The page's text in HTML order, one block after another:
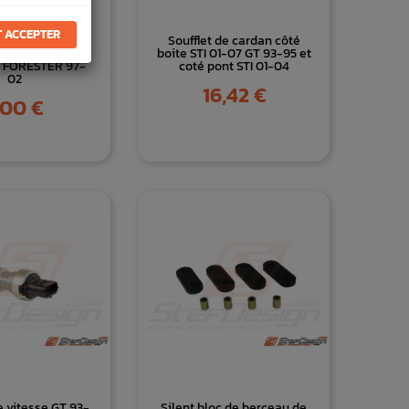
moteur
GT 93-00
97-
02
€
Soufflet de cardan côté
boite STI 01-07 GT 93-95 et
coté pont STI 01-04
Prix
16,42 €
ACCEPTER